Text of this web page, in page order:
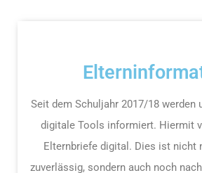
Seit dem Schuljahr 2017/18 werden
digitale Tools informiert. Hiermit
Elternbriefe digital. Dies ist nicht
zuverlässig, sondern auch noch